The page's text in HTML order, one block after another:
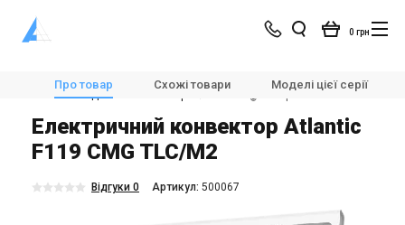
0 грн
Магазин Опалення
Конвекторні обігрівачі
Настінні і підлогові конвектори
Про товар Схожі товари Моделі цієї серії
Електричний конвектор Atlantic
F119 CMG TLC/M2
Відгуки 0 Aртикул: 500067